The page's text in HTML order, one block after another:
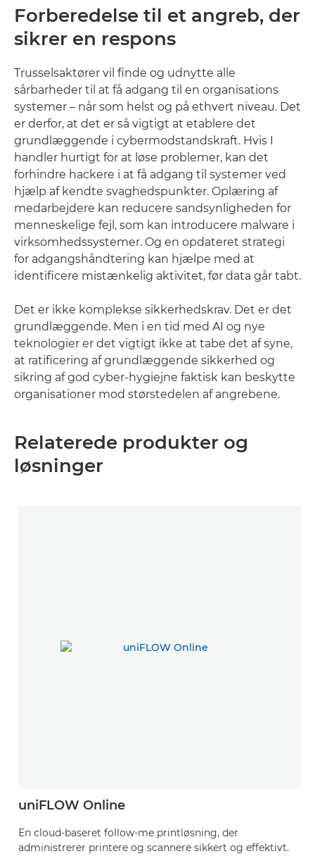
Forberedelse til et angreb, der
sikrer en respons
Trusselsaktører vil finde og udnytte alle
sårbarheder til at få adgang til en organisations
systemer – når som helst og på ethvert niveau. Det
er derfor, at det er så vigtigt at etablere det
grundlæggende i cybermodstandskraft. Hvis I
handler hurtigt for at løse problemer, kan det
forhindre hackere i at få adgang til systemer ved
hjælp af kendte svaghedspunkter. Oplæring af
medarbejdere kan reducere sandsynligheden for
menneskelige fejl, som kan introducere malware i
virksomhedssystemer. Og en opdateret strategi
for adgangshåndtering kan hjælpe med at
identificere mistænkelig aktivitet, før data går tabt.
Det er ikke komplekse sikkerhedskrav. Det er det
grundlæggende. Men i en tid med AI og nye
teknologier er det vigtigt ikke at tabe det af syne,
at ratificering af grundlæggende sikkerhed og
sikring af god cyber-hygiejne faktisk kan beskytte
organisationer mod størstedelen af angrebene.
Relaterede produkter og
løsninger
uniFLOW Online
En cloud-baseret follow-me printløsning, der
administrerer printere og scannere sikkert og effektivt.